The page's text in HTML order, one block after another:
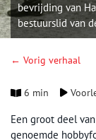
bevrijding van
bestuurslid van
← Vorig verhaal
6 min
Een groot deel
genoemde